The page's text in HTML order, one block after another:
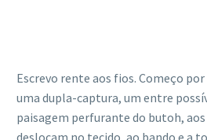
Escrevo rente aos fios. Começo
uma dupla-captura, um entre
paisagem perfurante do butoh,
deslocam no tecido, ao bando e a